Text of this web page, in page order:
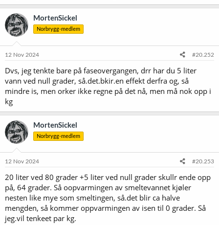
MortenSickel
Norbrygg-medlem
12 Nov 2024 #20.252
Dvs, jeg tenkte bare på faseovergangen, drr har du 5 liter
vann ved null grader, så.det.bkir.en effekt derfra og, så
mindre is, men orker ikke regne på det nå, men må nok opp i
kg
MortenSickel
Norbrygg-medlem
12 Nov 2024 #20.253
20 liter ved 80 grader +5 liter ved null grader skullr ende opp
på, 64 grader. Så oopvarmingen av smeltevannet kjøler
nesten like mye som smeltingen, så.det blir ca halve
mengden, så kommer oppvarmingen av isen til 0 grader. Så
jeg.vil tenkeet par kg.